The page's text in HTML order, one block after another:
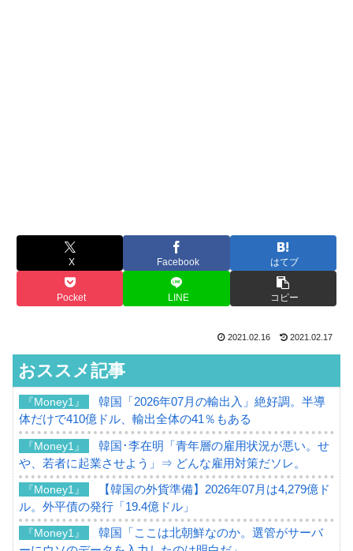
X Facebook はてブ
Pocket LINE コピー
2021.02.16 2021.02.17
おススメ記事
『Money1』
韓国「2026年07月の輸出入」絶好調。半導
体だけで410億ドル、輸出全体の41％もある
『Money1』
韓国･李在明「青年層の雇用状況が悪い。せ
や、若者に起業させよう」⇒ どんな雇用対策だソレ。
『Money1』
【韓国の外貨準備】2026年07月は4,279億ド
ル。外平債の発行「19.4億ドル」
『Money1』
韓国「ここは北朝鮮なのか。選管がサーバ